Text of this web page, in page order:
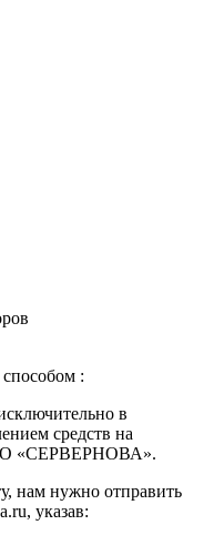
:
в
средств на
«СЕРВЕРНОВА».
нам нужно отправить
указав: